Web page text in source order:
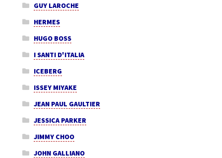
GUY LAROCHE
HERMES
HUGO BOSS
I SANTI D'ITALIA
ICEBERG
ISSEY MIYAKE
JEAN PAUL GAULTIER
JESSICA PARKER
JIMMY CHOO
JOHN GALLIANO